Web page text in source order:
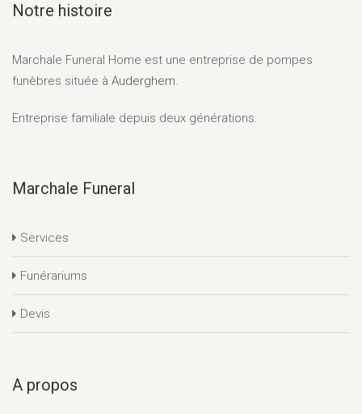
Notre histoire
Marchale Funeral Home est une entreprise de pompes
funèbres située à Auderghem.
Entreprise familiale depuis deux générations.
Marchale Funeral
Services
Funérariums
Devis
A propos